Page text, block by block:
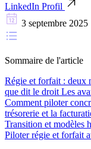
LinkedIn Profil
3 septembre 2025
Sommaire de l'article
Régie et forfait : deux
que dit le droit Les
Comment piloter
trésorerie et la
Transition et modèles
Piloter régie et forfait